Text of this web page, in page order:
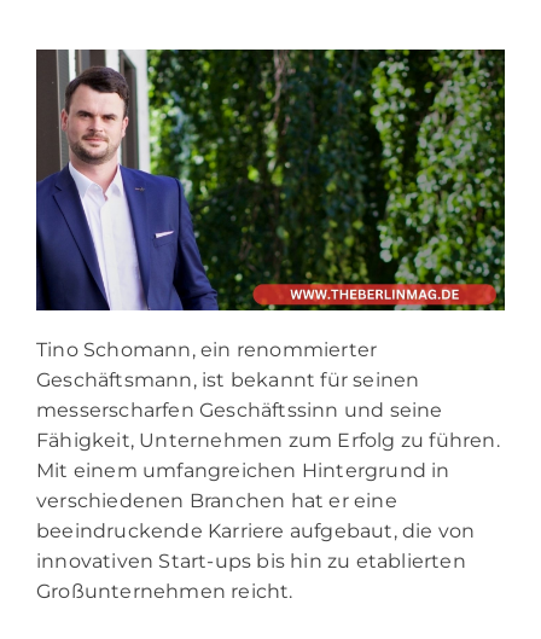
Tino Schomann, ein renommierter
Geschäftsmann, ist bekannt für seinen
messerscharfen Geschäftssinn und seine
Fähigkeit, Unternehmen zum Erfolg zu führen.
Mit einem umfangreichen Hintergrund in
verschiedenen Branchen hat er eine
beeindruckende Karriere aufgebaut, die von
innovativen Start-ups bis hin zu etablierten
Großunternehmen reicht.